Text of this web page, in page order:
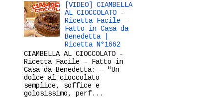
[VIDEO] CIAMBELLA
AL CIOCCOLATO -
Ricetta Facile -
Fatto in Casa da
Benedetta |
Ricetta N°1662
CIAMBELLA AL CIOCCOLATO -
Ricetta Facile - Fatto in
Casa da Benedetta: - "Un
dolce al cioccolato
semplice, soffice e
golosissimo, perf...